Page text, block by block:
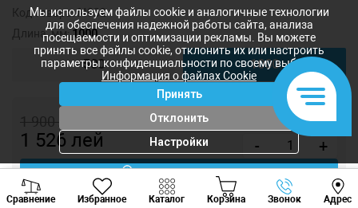
Код товара:f4032
Длина, мм:1000
500 1000
1 900лей
1 526 лей - +
Купить в 1 клик
Сравнение Избранное Каталог Корзина Звонок Адрес
Viber Whatsapp
Мы используем файлы cookie и аналогичные технологии
для обеспечения надежной работы сайта, анализа
посещаемости и оптимизации рекламы. Вы можете
принять все файлы cookie, отклонить их или настроить
параметры конфиденциальности по своему выбору.
Информация о файлах Cookie
Принять
Отклонить
Настройки